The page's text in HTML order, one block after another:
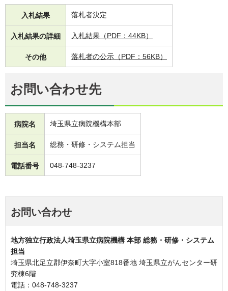
入札結果 落札者決定
入札結果の詳細 入札結果（PDF：44KB）
その他 落札者の公示（PDF：56KB）
お問い合わせ先
病院名 埼玉県立病院機構本部
担当名 総務・研修・システム担当
電話番号 048-748-3237
お問い合わせ
地方独立行政法人埼玉県立病院機構 本部 総務・研修・システム
担当
埼玉県北足立郡伊奈町大字小室818番地 埼玉県立がんセンター研
究棟6階
電話：048-748-3237